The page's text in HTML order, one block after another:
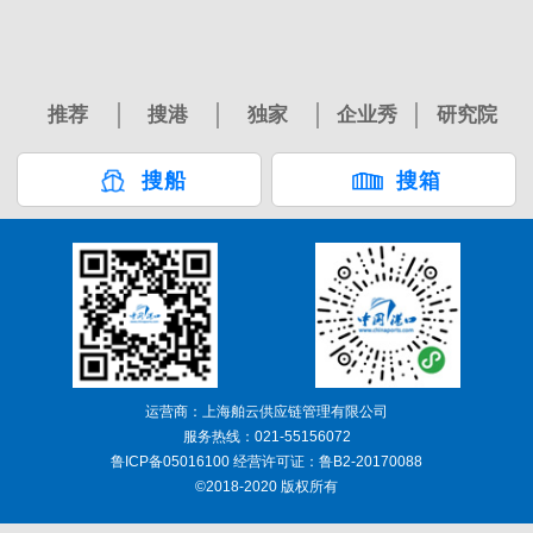
推荐 搜港 独家 企业秀 研究院
搜船 搜箱
运营商：上海舶云供应链管理有限公司
服务热线：021-55156072
鲁ICP备05016100 经营许可证：鲁B2-20170088
©2018-2020 版权所有